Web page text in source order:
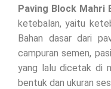
Paving Block Mahri
ketebalan, yaitu
Bahan dasar dari
campuran semen,
yang lalu dicetak di
bentuk dan ukuran